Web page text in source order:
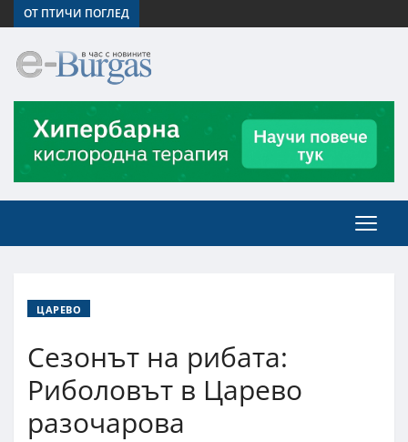
ОТ ПТИЧИ ПОГЛЕД
ЦАРЕВО
Сезонът на рибата:
Риболовът в Царево
разочарова